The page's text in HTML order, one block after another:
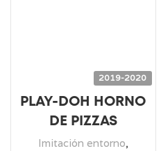
2019-2020
PLAY-DOH HORNO
DE PIZZAS
Imitación entorno,